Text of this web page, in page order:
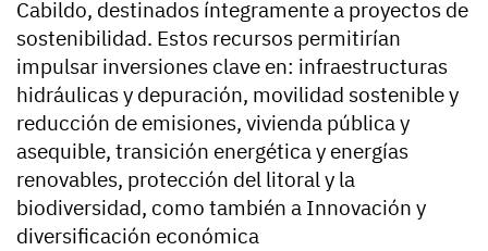
Cabildo, destinados íntegramente a proyectos de
sostenibilidad. Estos recursos permitirían
impulsar inversiones clave en: infraestructuras
hidráulicas y depuración, movilidad sostenible y
reducción de emisiones, vivienda pública y
asequible, transición energética y energías
renovables, protección del litoral y la
biodiversidad, como también a Innovación y
diversificación económica